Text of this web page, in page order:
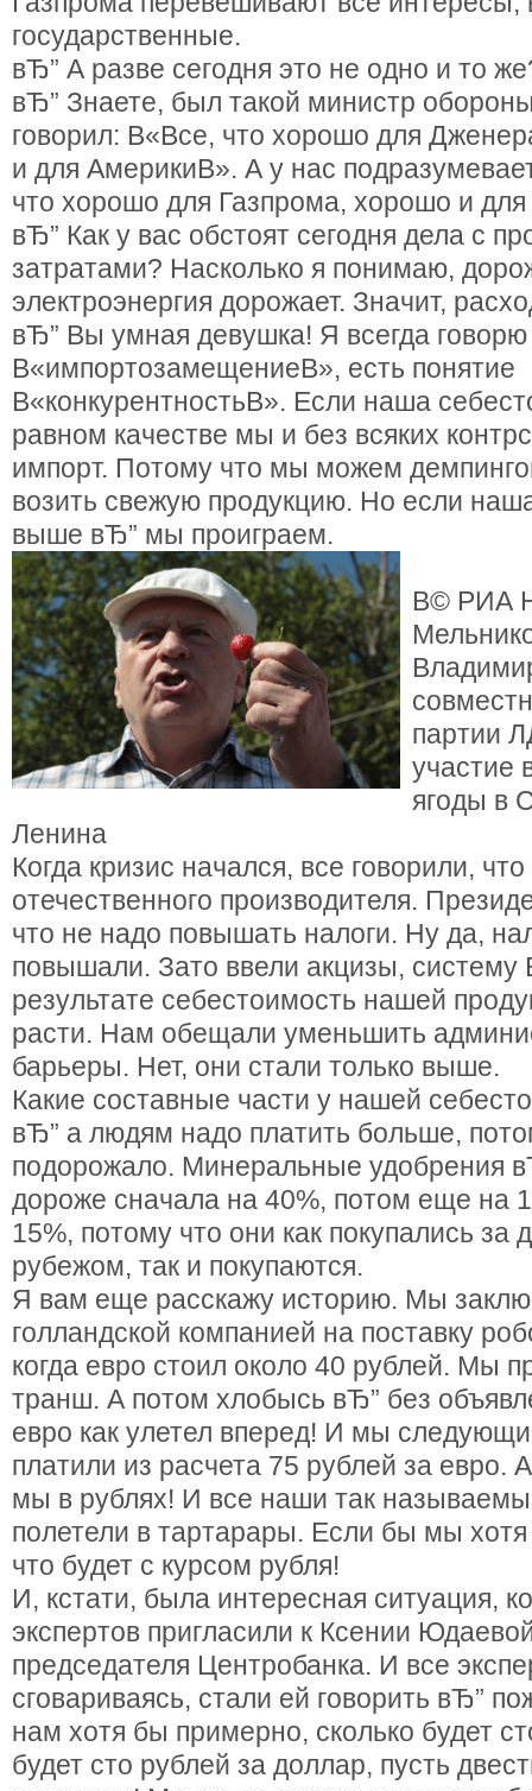
государственные.
вЂ” А разве сегодня это не одно и то
вЂ” Знаете, был такой министр
говорил: В«Все, что хорошо для
и для АмерикиВ». А у нас
что хорошо для Газпрома, хорошо и
вЂ” Как у вас обстоят сегодня дела с
затратами? Насколько я понимаю,
электроэнергия дорожает. Значит,
вЂ” Вы умная девушка! Я всегда говорю
В«импортозамещениеВ», есть понятие
В«конкурентностьВ». Если наша
равном качестве мы и без всяких
импорт. Потому что мы можем
возить свежую продукцию. Но если
выше вЂ” мы проиграем.
В© РИА
партии
участие
ягоды в
Ленина
Когда кризис начался, все говорили,
отечественного производителя.
что не надо повышать налоги. Ну да,
повышали. Зато ввели акцизы,
результате себестоимость нашей
расти. Нам обещали уменьшить
барьеры. Нет, они стали только выше.
Какие составные части у нашей
вЂ” а людям надо платить больше,
подорожало. Минеральные удобрения
дороже сначала на 40%, потом еще на
15%, потому что они как покупались за
рубежом, так и покупаются.
Я вам еще расскажу историю. Мы
голландской компанией на поставку
когда евро стоил около 40 рублей. Мы
транш. А потом хлобысь вЂ” без
евро как улетел вперед! И мы
платили из расчета 75 рублей за евро.
мы в рублях! И все наши так
полетели в тартарары. Если бы мы
что будет с курсом рубля!
И, кстати, была интересная ситуация,
экспертов пригласили к Ксении
председателя Центробанка. И все
сговариваясь, стали ей говорить вЂ”
нам хотя бы примерно, сколько будет
будет сто рублей за доллар, пусть